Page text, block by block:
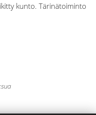
kunto. Tärinätoiminto